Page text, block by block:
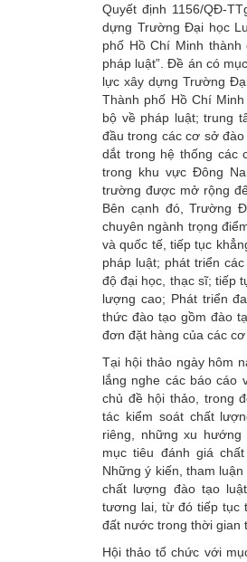
Quyết định 1156/QĐ-
dựng Trường Đại học
phố Hồ Chí Minh
pháp luật”. Đề án có
lực xây dựng Trường
Thành phố Hồ Chí
bộ về pháp luật; trung
đầu trong các cơ sở
dắt trong hệ thống các
trong khu vực Đông
trường được mở rộng
Bên cạnh đó, Trường
chuyên ngành trọng
và quốc tế, tiếp tục
pháp luật; phát triển
độ đại học, thạc sĩ; tiếp
lượng cao; Phát triển
thức đào tạo gồm đào
đơn đặt hàng của các
Tại hội thảo ngày hôm
lắng nghe các báo cáo
chủ đề hội thảo, trong
tác kiểm soát chất
riêng, những xu
mục tiêu đánh giá
Những ý kiến, tham
chất lượng đào tạo
tương lai, từ đó tiếp tục
đất nước trong thời gian
Hội thảo tổ chức với